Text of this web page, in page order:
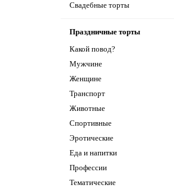
Свадебные торты
Праздничные торты
Какой повод?
Мужчине
Женщине
Транспорт
Животные
Спортивные
Эротические
Еда и напитки
Профессии
Тематические